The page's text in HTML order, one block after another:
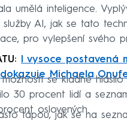
umělá inteligence.
služby AI, jak se tato
pro vylepšení svého
I vysoce postavená
Michaela
se kladně
30 procent lidí a
oslovených.
tápou, jak se na